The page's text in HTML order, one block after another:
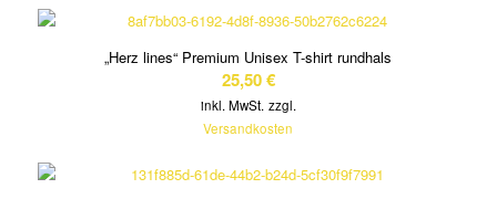
„Herz lines“ Premium Unisex T-shirt rundhals
25,50€
inkl. MwSt. zzgl.
Versandkosten